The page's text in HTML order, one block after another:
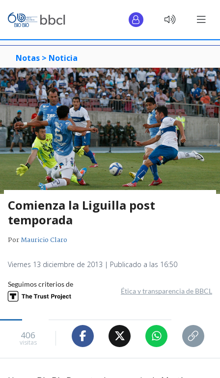
Notas > Noticia
Comienza la Liguilla post
temporada
PorMauricio Claro
Viernes 13 diciembre de 2013 | Publicado a las 16:50
Seguimos criterios de
Ética y transparencia de BBCL
406
visitas